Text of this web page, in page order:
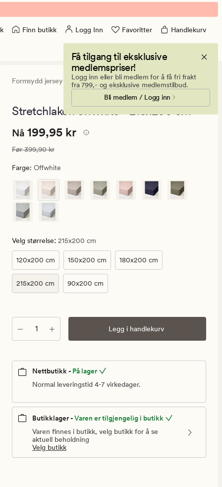
Finn butikk Logg Inn Favoritter Handlekurv
Få tilgang til eksklusive
medlemspriser!
Logg inn eller bli medlem for å få fri frakt
fra 799,- og eksklusive medlemstilbud.
Bli medlem / Logg inn
Formsydd jersey
1810
anmeldelser
med
en
4.5 (1810)
Stretchlaken offwhite - 215x200 cm
Nåværende
199,95
kr.
pris
399,90
kr
Nåværende pris
Nå 199,95 kr
Vanlig pris 399,90 kr
Før399,90 kr
Farge: Offwhite
Velg størrelse: 215x200 cm
120x200 cm 150x200 cm 180x200 cm
215x200 cm 90x200 cm
Antall Legg i handlekurv
Nettbutikk - På lager
Normal leveringstid 4-7 virkedager.
Butikklager -Varen er tilgjengelig i butikk
Varen finnes i butikk, velg butikk for å se
aktuell beholdning
Velg butikk